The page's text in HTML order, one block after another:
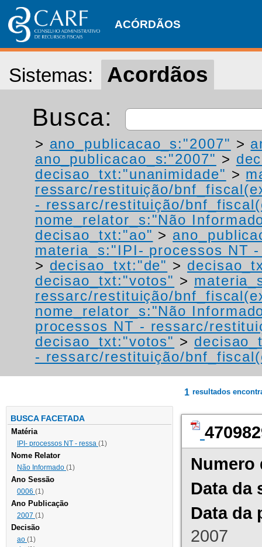
ACÓRDÃOS
Sistemas: Acordãos
Busca:
> ano_publicacao_s:"2007" >
ano_publicacao_s:"2007" >
decisao_txt:"unanimidade" >
ressarc/restituição/
- ressarc/restituição/
nome_relator_s:"Não
decisao_txt:"ao" >
materia_s:"IPI- processos NT
> decisao_txt:"de" >
decisao_txt:"votos" >
ressarc/restituição/
nome_relator_s:"Não
processos NT - ressarc/
decisao_txt:"votos" >
- ressarc/restituição/
BUSCA FACETADA
Matéria
IPI- processos NT - ressa (1)
Nome Relator
Não Informado (1)
Ano Sessão
0006 (1)
Ano Publicação
2007 (1)
Decisão
ao (1)
1 resultados
Numero
Data da
Data da
2007